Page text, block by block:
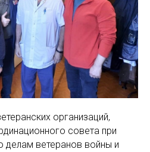
организаций,
совета при
делам ветеранов войны и